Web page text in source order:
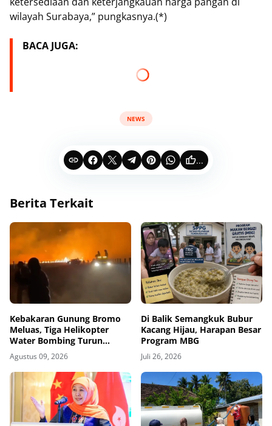
wilayah Surabaya,” pungkasnya.(*)
BACA JUGA:
NEWS
...
Berita Terkait
Kebakaran Gunung Bromo
Meluas, Tiga Helikopter
Water Bombing Turun
Tangan
Agustus 09, 2026
Di Balik Semangkuk Bubur
Kacang Hijau, Harapan Besar
Program MBG
Juli 26, 2026